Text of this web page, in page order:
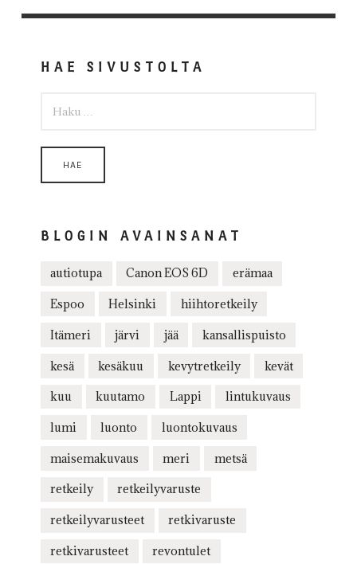
HAE SIVUSTOLTA
BLOGIN AVAINSANAT
autiotupa Canon EOS 6D erämaa
Espoo Helsinki hiihtoretkeily
Itämeri järvi jää kansallispuisto
kesä kesäkuu kevytretkeily kevät
kuu kuutamo Lappi lintukuvaus
lumi luonto luontokuvaus
maisemakuvaus meri metsä
retkeily retkeilyvaruste
retkeilyvarusteet retkivaruste
retkivarusteet revontulet